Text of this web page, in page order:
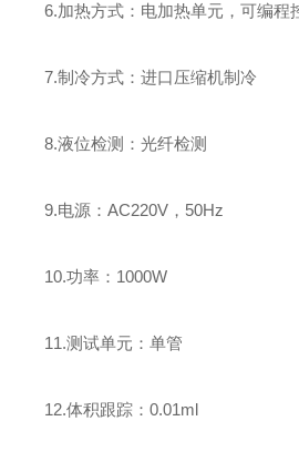
6.加热方式：电加热单元，可编程
7.制冷方式：进口压缩机制冷
8.液位检测：光纤检测
9.电源：AC220V，50Hz
10.功率：1000W
11.测试单元：单管
12.体积跟踪：0.01ml